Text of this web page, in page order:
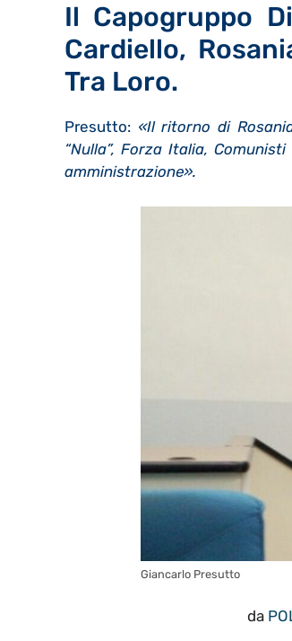
Il Capogruppo
Cardiello,
Tra Loro.
Presutto: «Il ritorno di
“Nulla”, Forza Italia,
amministrazione».
Giancarlo Presutto
da